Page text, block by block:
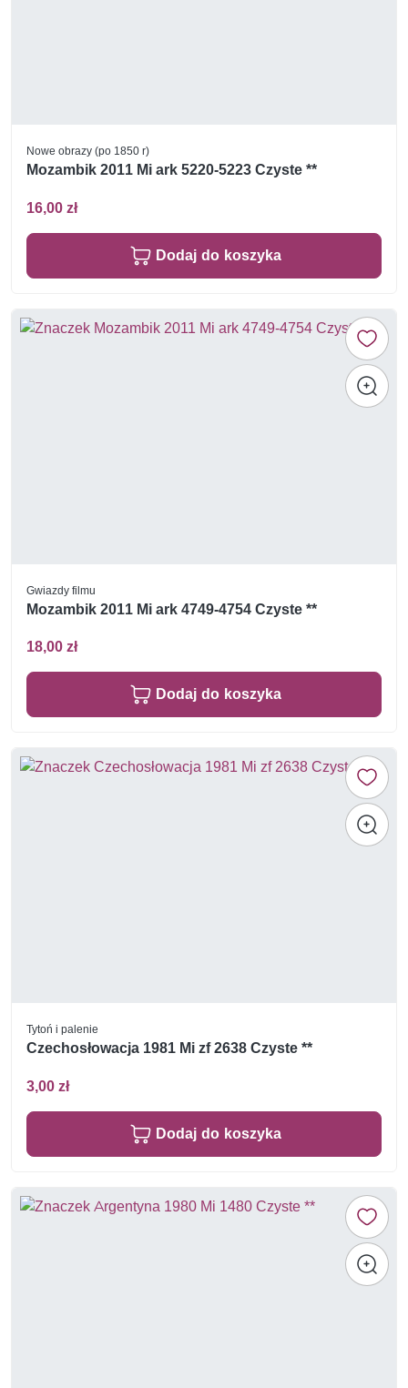
Nowe obrazy (po 1850 r)
Mozambik 2011 Mi ark 5220-5223 Czyste **
16,00 zł
Dodaj do koszyka
Gwiazdy filmu
Mozambik 2011 Mi ark 4749-4754 Czyste **
18,00 zł
Dodaj do koszyka
Tytoń i palenie
Czechosłowacja 1981 Mi zf 2638 Czyste **
3,00 zł
Dodaj do koszyka